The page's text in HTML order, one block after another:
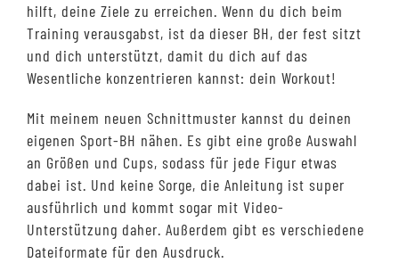
hilft, deine Ziele zu erreichen. Wenn du dich beim
Training verausgabst, ist da dieser BH, der fest sitzt
und dich unterstützt, damit du dich auf das
Wesentliche konzentrieren kannst: dein Workout!
Mit meinem neuen Schnittmuster kannst du deinen
eigenen Sport-BH nähen. Es gibt eine große Auswahl
an Größen und Cups, sodass für jede Figur etwas
dabei ist. Und keine Sorge, die Anleitung ist super
ausführlich und kommt sogar mit Video-
Unterstützung daher. Außerdem gibt es verschiedene
Dateiformate für den Ausdruck.